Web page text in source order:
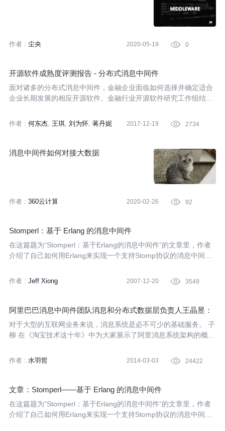
作者 : 尘央 2020-05-19  0
开源软件成熟度评测报告 - 分布式消息中间件
面对诸多的分布式消息中间件，金融企业面临如何选择并确定适合
企业长期发展的相应开源软件。金融行业开源软件研究工作组结合
评测并开展评测实施，以支撑金融企业选择成熟度高、适合企业需
作者 : 何东杰 王琪 刘为怀 蒋丹妮 2017-12-19  2734
消息中间件如何对接大数据
作者 : 360云计算 2020-02-26  92
Stomperl：基于 Erlang 的消息中间件
在这篇题为“Stomperl：基于Erlang的消息中间件”的文章里，作者
介绍了自己如何用Erlang来实现一个支持Stomp协议的消息中间
了惊喜和乐趣。
作者 : Jeff Xiong 2007-12-20  3549
阿里巴巴消息中间件团队消息和分布式数据层负责人王晶昱：
消息系统架构与变迁
对于大型的互联网业务来说，消息系统是必不可少的基础服务。 子
柳 在《淘宝技术这十年》中为大家展示了阿里消息系统架构的概
受每秒几百亿规模的请求，并在历年的双十一、双十二大促中承受
住抗住了更加严峻的考验，消息系统背后的中间件团队还陆续开源
中间件团队消息和分布式数据层负责人王晶昱（花名：沈询），话
等内容。
作者 : 水羽哲 2014-03-03  24422
文章：Stomperl——基于 Erlang 的消息中间件
在这篇题为“Stomperl：基于Erlang的消息中间件”的文章里，作者
介绍了自己如何用Erlang来实现一个支持Stomp协议的消息中间